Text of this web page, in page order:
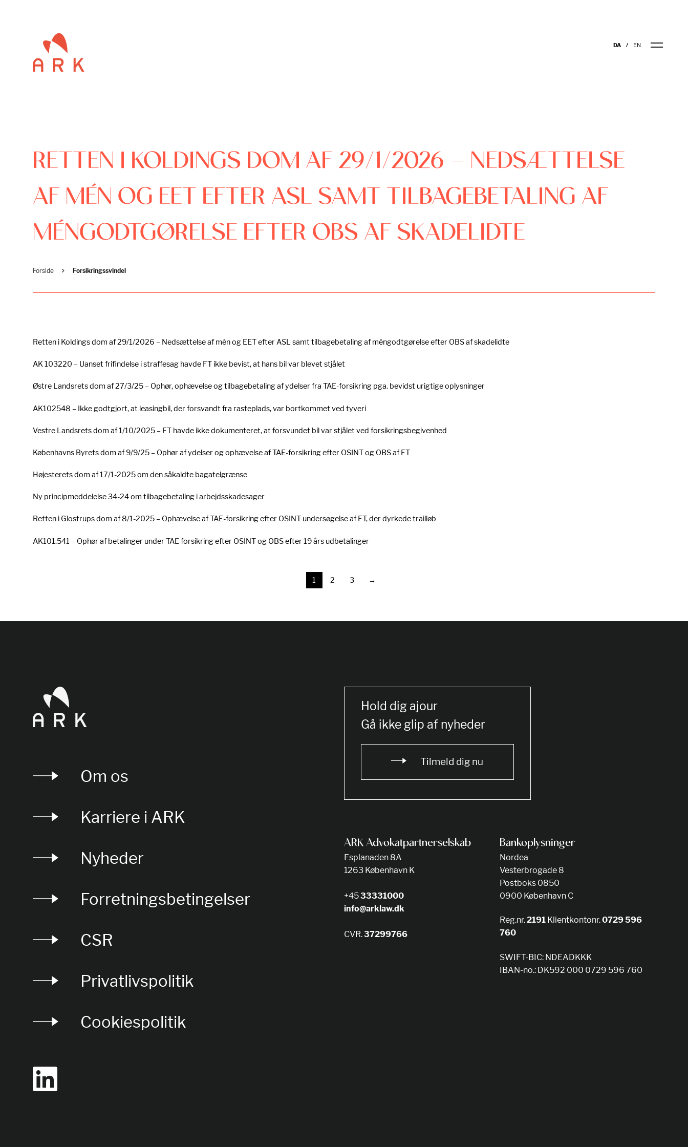
DA EN
RETTEN I KOLDINGS DOM AF 29/1/2026 – NEDSÆTTELSE
AF MÉN OG EET EFTER ASL SAMT TILBAGEBETALING AF
MÉNGODTGØRELSE EFTER OBS AF SKADELIDTE
Forside Forsikringssvindel
Retten i Koldings dom af 29/1/2026 – Nedsættelse af mén og EET efter ASL samt tilbagebetaling af méngodtgørelse efter OBS af skadelidte
AK 103220 – Uanset frifindelse i straffesag havde FT ikke bevist, at hans bil var blevet stjålet
Østre Landsrets dom af 27/3/25 – Ophør, ophævelse og tilbagebetaling af ydelser fra TAE-forsikring pga. bevidst urigtige oplysninger
AK102548 – Ikke godtgjort, at leasingbil, der forsvandt fra rasteplads, var bortkommet ved tyveri
Vestre Landsrets dom af 1/10/2025 – FT havde ikke dokumenteret, at forsvundet bil var stjålet ved forsikringsbegivenhed
Københavns Byrets dom af 9/9/25 – Ophør af ydelser og ophævelse af TAE-forsikring efter OSINT og OBS af FT
Højesterets dom af 17/1-2025 om den såkaldte bagatelgrænse
Ny principmeddelelse 34-24 om tilbagebetaling i arbejdsskadesager
Retten i Glostrups dom af 8/1-2025 – Ophævelse af TAE-forsikring efter OSINT undersøgelse af FT, der dyrkede trailløb
AK101.541 – Ophør af betalinger under TAE forsikring efter OSINT og OBS efter 19 års udbetalinger
1 2 3 →
Om os
Karriere i ARK
Nyheder
Forretningsbetingelser
CSR
Privatlivspolitik
Cookiespolitik
Hold dig ajour
Gå ikke glip af nyheder
Tilmeld dig nu
ARK Advokatpartnerselskab
Esplanaden 8A
1263 København K
+4533331000
info@arklaw.dk
CVR.37299766
Bankoplysninger
Nordea
Vesterbrogade 8
Postboks 0850
0900 København C
Reg.nr.2191 Klientkontonr.0729 596
760
SWIFT-BIC: NDEADKKK
IBAN-no.: DK592 000 0729 596 760